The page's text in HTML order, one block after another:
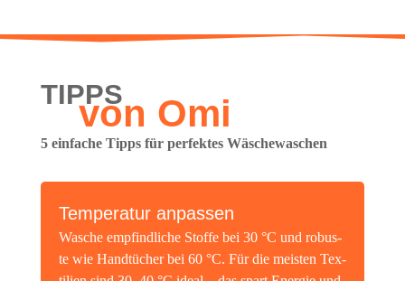
TIPPS
von Omi
5 ein­fa­che Tipps für per­fek­tes Wäschewaschen
Tem­pe­ra­tur anpassen
Wasche emp­find­li­che Stof­fe bei 30 °C und robus­
te wie Hand­tü­cher bei 60 °C. Für die meis­ten Tex­